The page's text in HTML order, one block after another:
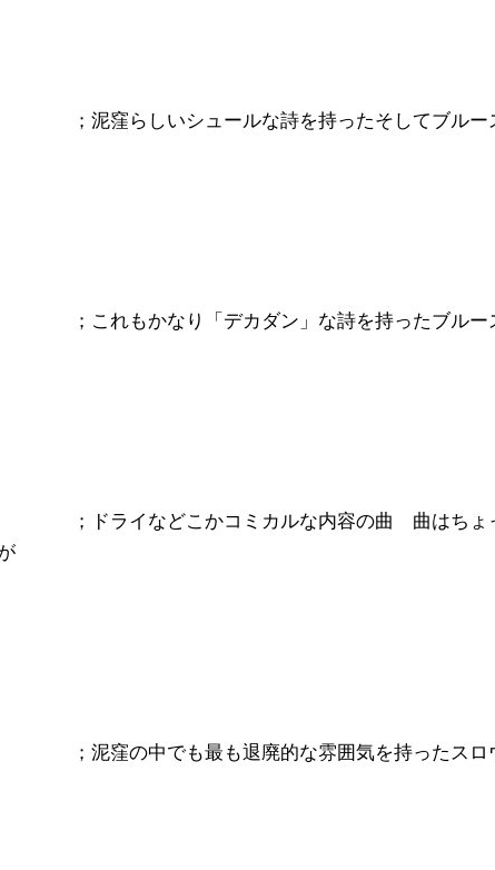
；泥窪らしいシュールな詩を持ったそしてブルー
；これもかなり「デカダン」な詩を持ったブルー
ドライなどこかコミカルな内容の曲 曲はちょっ
窪の中でも最も退廃的な雰囲気を持ったスロ